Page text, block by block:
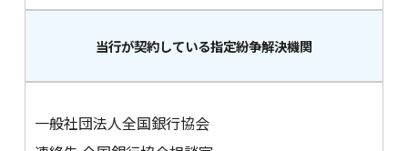
当行が契約している指定紛争解決機関
一般社団法人全国銀行協会